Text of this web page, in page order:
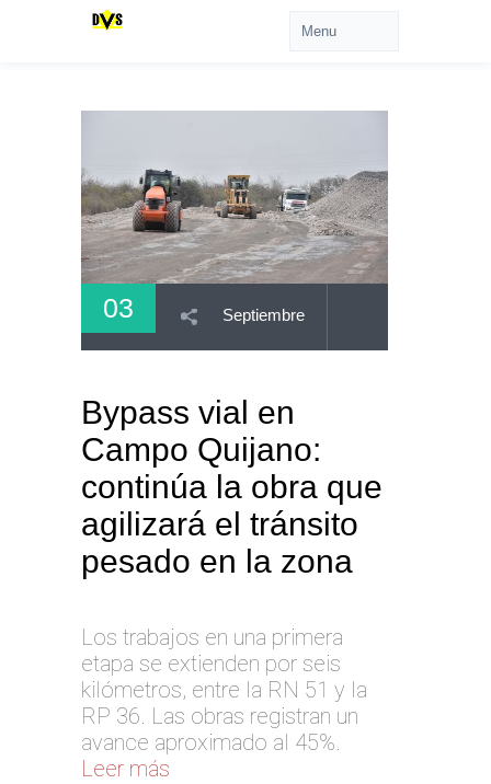
03 Septiembre
Bypass vial en
Campo Quijano:
continúa la obra que
agilizará el tránsito
pesado en la zona
Los trabajos en una primera
etapa se extienden por seis
kilómetros, entre la RN 51 y la
RP 36. Las obras registran un
avance aproximado al 45%.
Leer más